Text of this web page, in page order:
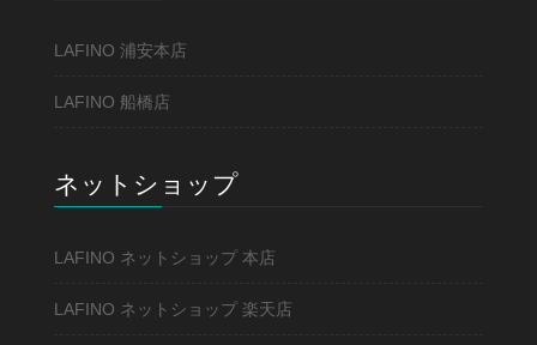
LAFINO 浦安本店
LAFINO 船橋店
ネットショップ
LAFINO ネットショップ 本店
LAFINO ネットショップ 楽天店